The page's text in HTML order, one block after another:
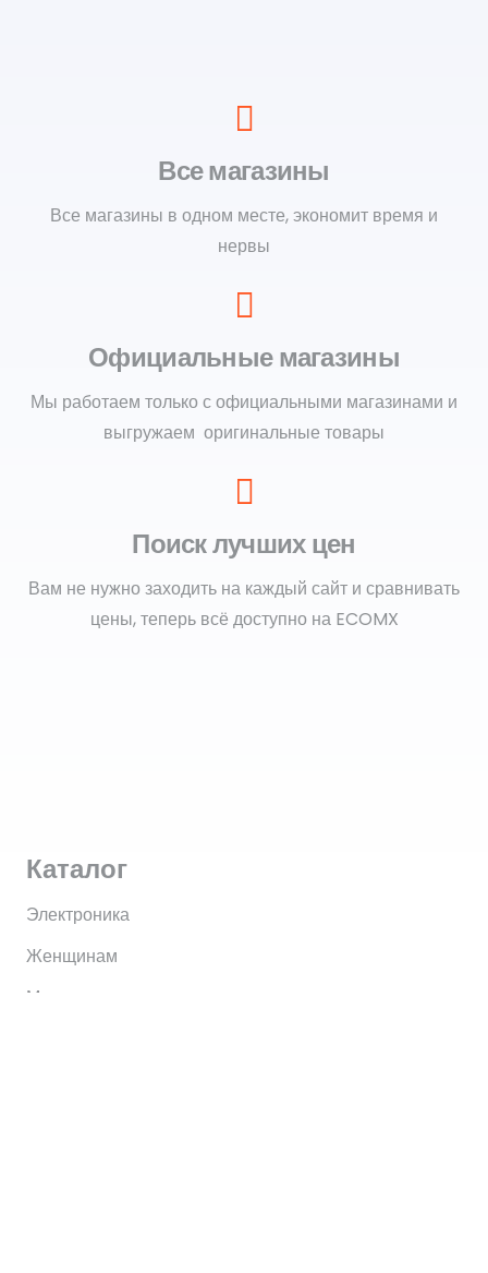
Все магазины
Все магазины в одном месте, экономит время и
нервы
Официальные магазины
Мы работаем только с официальными магазинами и
выгружаем оригинальные товары
Поиск лучших цен
Вам не нужно заходить на каждый сайт и сравнивать
цены, теперь всё доступно на ECOMX
Каталог
Электроника
Женщинам
Мужчинам